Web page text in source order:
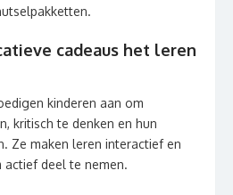
cadeaus het leren
kinderen aan om
kritisch te denken en hun
Ze maken leren interactief en
actief deel te nemen.